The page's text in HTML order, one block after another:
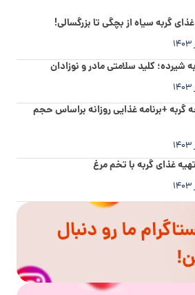
گربه سیاه از بچگی تا بزرگسالی!
شیرده؛ کلید سلامتی مادر و نوزادان
گربه +برنامه غذایی روزانه براساس حجم